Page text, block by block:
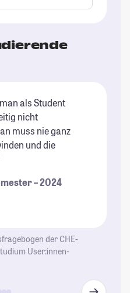
als Student
nicht
muss nie ganz
und die
– 2024
der CHE-
User:innen-